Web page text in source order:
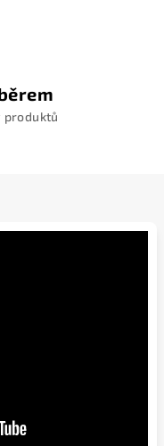
produktů